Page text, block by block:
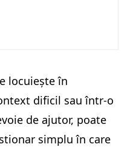
locuiește în
dificil sau într-o
de ajutor, poate
simplu în care